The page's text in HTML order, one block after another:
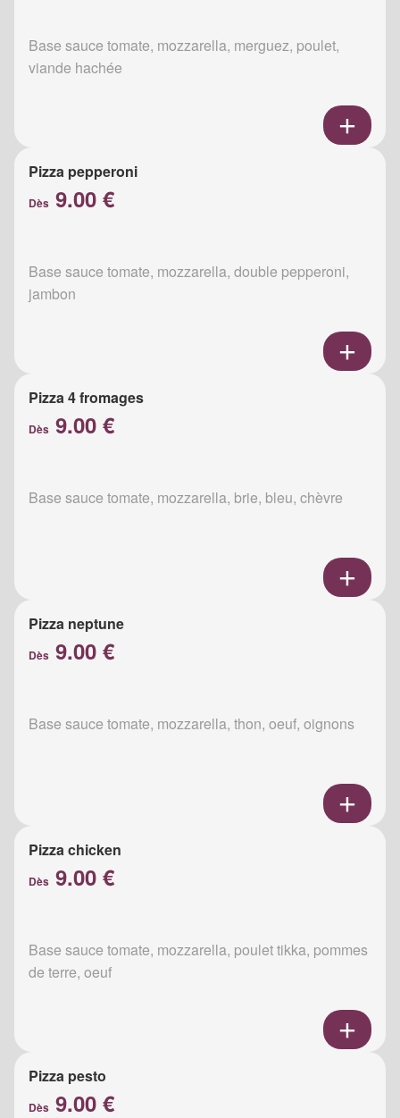
Base sauce tomate, mozzarella, merguez, poulet,
viande hachée
Pizza pepperoni
Dès 9.00 €
Base sauce tomate, mozzarella, double pepperoni,
jambon
Pizza 4 fromages
Dès 9.00 €
Base sauce tomate, mozzarella, brie, bleu, chèvre
Pizza neptune
Dès 9.00 €
Base sauce tomate, mozzarella, thon, oeuf, oignons
Pizza chicken
Dès 9.00 €
Base sauce tomate, mozzarella, poulet tikka, pommes
de terre, oeuf
Pizza pesto
Dès 9.00 €